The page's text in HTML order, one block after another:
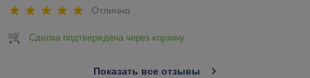
Отлично
Сделка подтверждена через корзину
Показать все отзывы